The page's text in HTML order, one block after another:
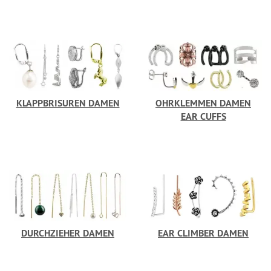
KLAPPBRISUREN DAMEN
OHRKLEMMEN DAMEN
EAR CUFFS
DURCHZIEHER DAMEN EAR CLIMBER DAMEN